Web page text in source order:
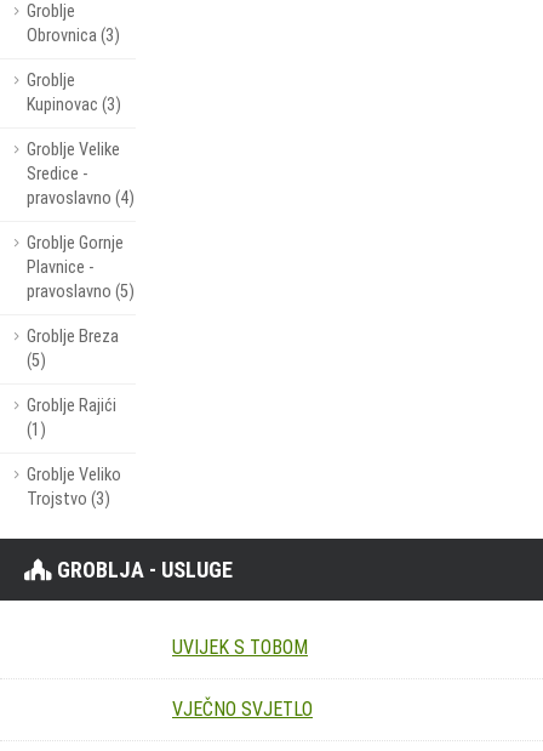
Groblje
Obrovnica (3)
Groblje
Kupinovac (3)
Groblje Velike
Sredice -
pravoslavno (4)
Groblje Gornje
Plavnice -
pravoslavno (5)
Groblje Breza
(5)
Groblje Rajići
(1)
Groblje Veliko
Trojstvo (3)
GROBLJA - USLUGE
UVIJEK S TOBOM
VJEČNO SVJETLO